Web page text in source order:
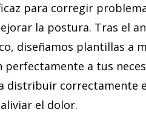
para corregir
la postura. Tras el
diseñamos plantillas a
perfectamente a tus
distribuir correctamente
el dolor.